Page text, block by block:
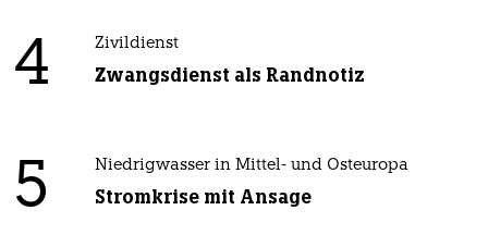
4 Zivildienst
Zwangsdienst als Randnotiz
5 Niedrigwasser in Mittel- und Osteuropa
Stromkrise mit Ansage